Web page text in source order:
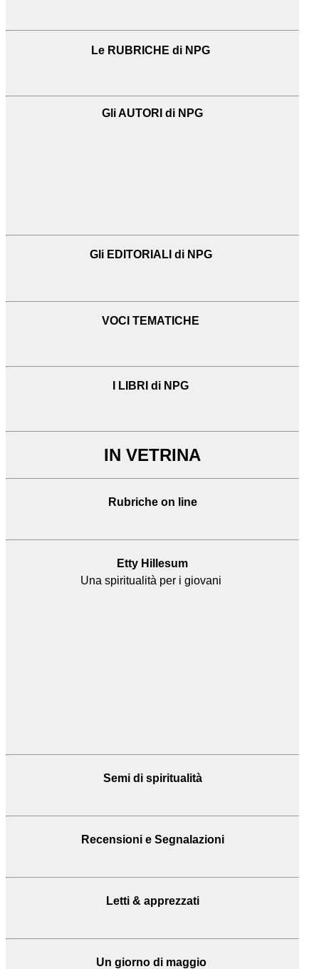
Le RUBRICHE di NPG
Gli AUTORI di NPG
Gli EDITORIALI di NPG
VOCI TEMATICHE
I LIBRI di NPG
IN VETRINA
Rubriche on line
Etty Hillesum
Una spiritualità per i giovani
Semi di spiritualità
Recensioni e Segnalazioni
Letti & apprezzati
Un giorno di maggio